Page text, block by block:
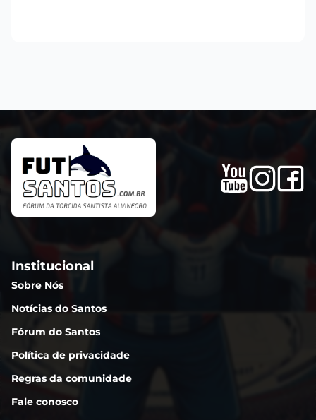
Institucional
Sobre Nós
Notícias do Santos
Fórum do Santos
Política de privacidade
Regras da comunidade
Fale conosco